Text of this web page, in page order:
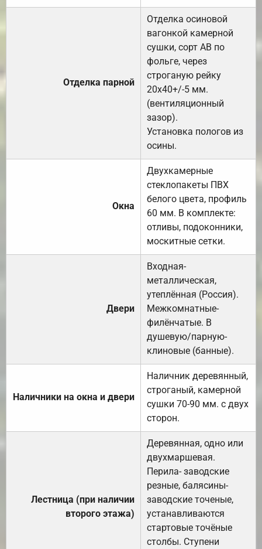
Отделка парной
Отделка осиновой
вагонкой камерной
сушки, сорт АВ по
фольге, через
строганую рейку
20х40+/-5 мм.
(вентиляционный
зазор).
Установка пологов из
осины.
Окна
Двухкамерные
стеклопакеты ПВХ
белого цвета, профиль
60 мм. В комплекте:
отливы, подоконники,
москитные сетки.
Двери
Входная-
металлическая,
утеплённая (Россия).
Межкомнатные-
филёнчатые. В
душевую/парную-
клиновые (банные).
Наличники на окна и двери
Наличник деревянный,
строганый, камерной
сушки 70-90 мм. с двух
сторон.
Лестница (при наличии
второго этажа)
Деревянная, одно или
двухмаршевая.
Перила- заводские
резные, балясины-
заводские точеные,
устанавливаются
стартовые точёные
столбы. Ступени